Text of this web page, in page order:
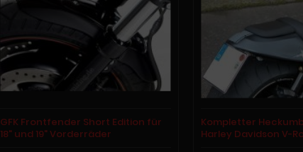
GFK Frontfender Short Edition für
18" und 19" Vorderräder
Kompletter
Harley Davidson V-